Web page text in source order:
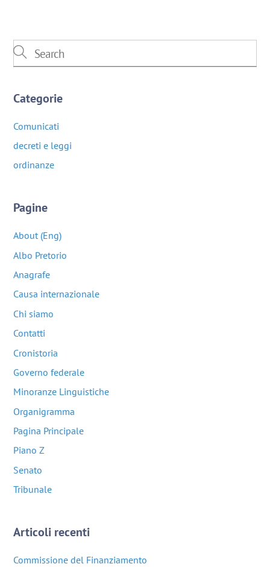
Categorie
Comunicati
decreti e leggi
ordinanze
Pagine
About (Eng)
Albo Pretorio
Anagrafe
Causa internazionale
Chi siamo
Contatti
Cronistoria
Governo federale
Minoranze Linguistiche
Organigramma
Pagina Principale
Piano Z
Senato
Tribunale
Articoli recenti
Commissione del Finanziamento